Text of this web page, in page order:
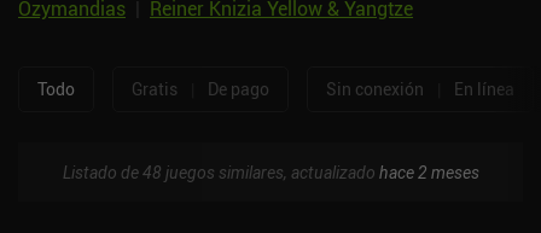
Ozymandias
Reiner Knizia Yellow & Yangtze
Todo Gratis De pago Sin conexión En línea
Listado de 48 juegos similares, actualizado hace 2 meses